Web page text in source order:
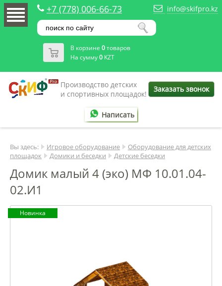
+7 (778) 006-66-73 info@skifpro.kz
В корзине 0товаров
На сумму0 KZT
Производство детских
и спортивных площадок!
Заказать звонок
Написать
Вы здесь: Игровое оборудование
Оборудование для детских
площадок
Домики и беседки Детские беседки
Домик малый 4 (эко) МФ 10.01.04-
02.И1
Новинка